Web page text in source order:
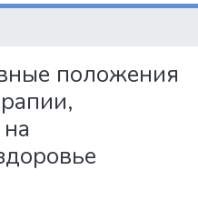
положения